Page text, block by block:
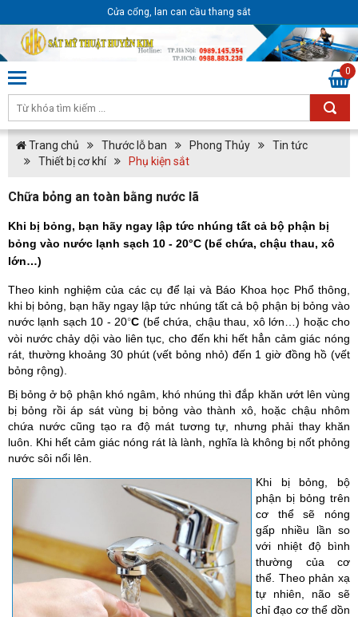
Cửa cổng, lan can cầu thang sắt
0
Trang chủ Thước lỗ ban Phong Thủy
Tin tức
Thiết bị cơ khí
Phụ kiện sắt
Chữa bỏng an toàn bằng nước lã
Khi bị bỏng, bạn hãy ngay lập tức nhúng tất cả bộ phận bị
bỏng vào nước lạnh sạch 10 - 20°C (bể chứa, chậu thau, xô
lớn…)
Theo kinh nghiệm của các cụ để lại và Báo Khoa học Phổ thông
khi bị bỏng, bạn hãy ngay lập tức nhúng tất cả bộ phận bị bỏng vào
nước lạnh sạch 10 - 20°C (bể chứa, chậu thau, xô lớn…) hoặc cho
vòi nước chảy dội vào liên tục, cho đến khi hết hẳn cảm giác nóng
rát, thường khoảng 30 phút (vết bỏng nhỏ) đến 1 giờ đồng hồ (vết
bỏng rộng).
Bị bỏng ở bộ phận khó ngâm, khó nhúng thì đắp khăn ướt lên vùng
bị bỏng rồi áp sát vùng bị bỏng vào thành xô, hoặc chậu nhôm
chứa nước cũng tạo ra độ mát tương tự, nhưng phải thay khăn
luôn. Khi hết cảm giác nóng rát là lành, nghĩa là không bị nốt phỏng
nước sôi nổi lên.
Khi bị bỏng, bộ
phận bị bỏng trên
cơ thể sẽ nóng
gấp nhiều lần so
với nhiệt độ bình
thường của cơ
thể. Theo phản xạ
tự nhiên, não sẽ
chỉ đạo cơ thể dồn